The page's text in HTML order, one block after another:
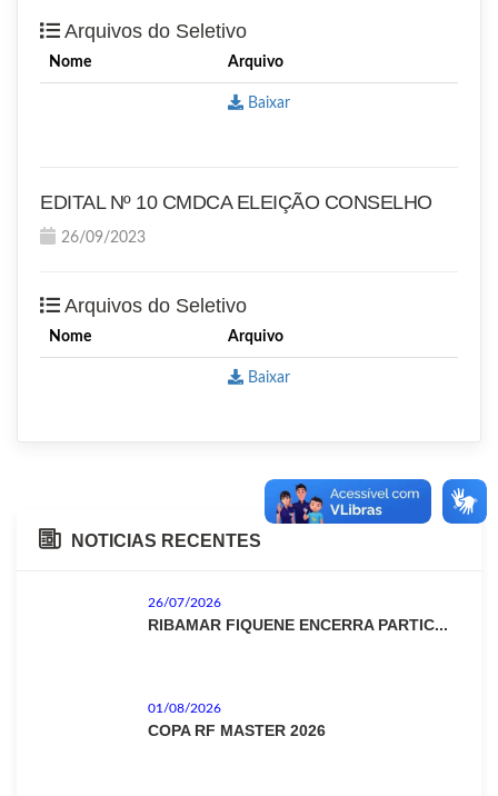
Arquivos do Seletivo
Nome Arquivo
Baixar
EDITAL Nº 10 CMDCA ELEIÇÃO CONSELHO
26/09/2023
Arquivos do Seletivo
Nome Arquivo
Baixar
NOTICIAS RECENTES
26/07/2026
RIBAMAR FIQUENE ENCERRA PARTIC...
01/08/2026
COPA RF MASTER 2026